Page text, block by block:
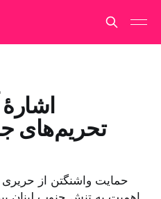
تحریم‌های
حمایت واشنگتن از